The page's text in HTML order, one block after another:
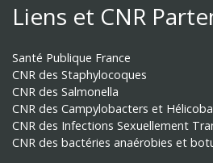
Liens et CNR
Santé Publique France
CNR des Staphylocoques
CNR des Salmonella
CNR des Campylobacters et
CNR des Infections Sexuellement
CNR des bactéries anaérobies et